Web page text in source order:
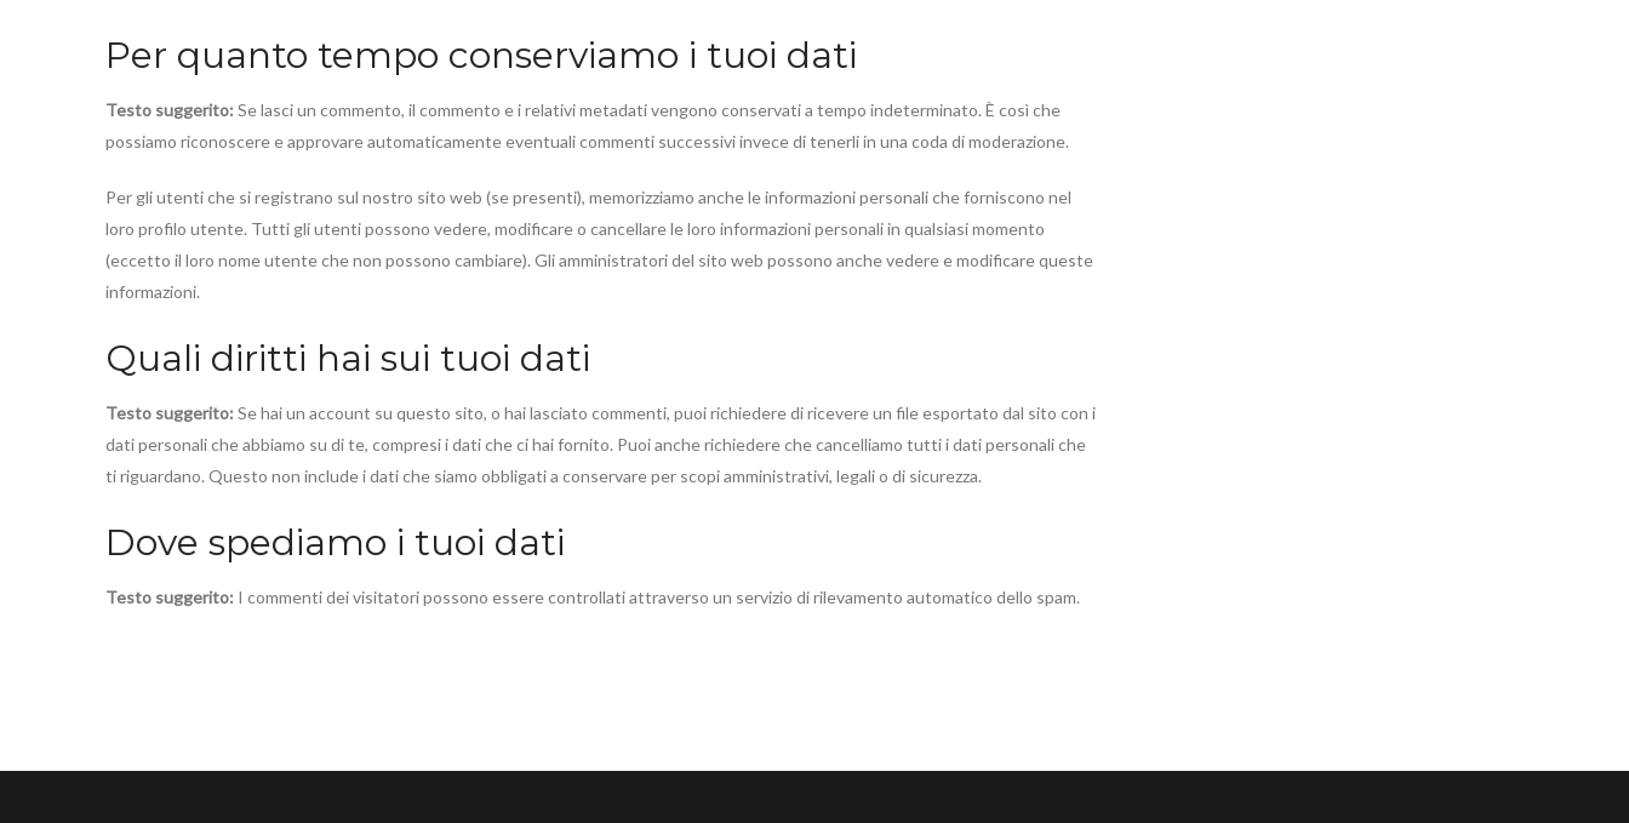
Per quanto tempo conserviamo i tuoi dati
Testo suggerito: Se lasci un commento, il commento e i relativi metadati vengono conservati a tempo indeterminato. È così che
possiamo riconoscere e approvare automaticamente eventuali commenti successivi invece di tenerli in una coda di moderazione.
Per gli utenti che si registrano sul nostro sito web (se presenti), memorizziamo anche le informazioni personali che forniscono nel
loro profilo utente. Tutti gli utenti possono vedere, modificare o cancellare le loro informazioni personali in qualsiasi momento
(eccetto il loro nome utente che non possono cambiare). Gli amministratori del sito web possono anche vedere e modificare queste
informazioni.
Quali diritti hai sui tuoi dati
Testo suggerito: Se hai un account su questo sito, o hai lasciato commenti, puoi richiedere di ricevere un file esportato dal sito con i
dati personali che abbiamo su di te, compresi i dati che ci hai fornito. Puoi anche richiedere che cancelliamo tutti i dati personali che
ti riguardano. Questo non include i dati che siamo obbligati a conservare per scopi amministrativi, legali o di sicurezza.
Dove spediamo i tuoi dati
Testo suggerito: I commenti dei visitatori possono essere controllati attraverso un servizio di rilevamento automatico dello spam.